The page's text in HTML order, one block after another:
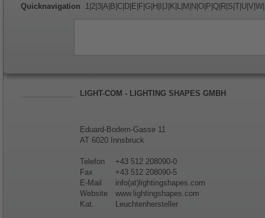
Quicknavigation 1 2 3 A B C D E F G H J K L M N O P Q R S T U V W
LIGHT-COM - LIGHTING SHAPES GMBH
Eduard-Bodem-Gasse 11
AT 6020 Innsbruck
Telefon
+43 512 208090-0
Fax
+43 512 208090-5
E-Mail
info(at)lightingshapes.com
Website
www.lightingshapes.com
Kat.
Leuchtenhersteller